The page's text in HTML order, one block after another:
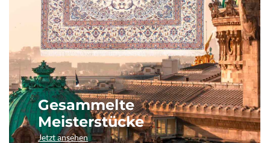
Gesammelte
Meisterstücke
Jetzt ansehen